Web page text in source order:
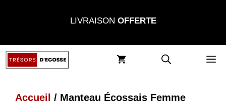
LIVRAISON OFFERTE
Accueil / Manteau Écossais Femme